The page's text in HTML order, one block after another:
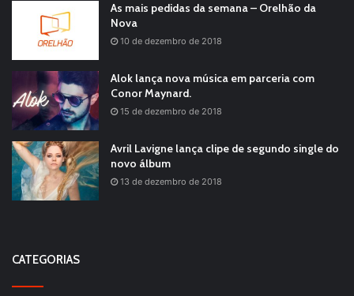
As mais pedidas da semana – Orelhão da
Nova
10 de dezembro de 2018
Alok lança nova música em parceria com
Conor Maynard.
15 de dezembro de 2018
Avril Lavigne lança clipe de segundo single do
novo álbum
13 de dezembro de 2018
CATEGORIAS